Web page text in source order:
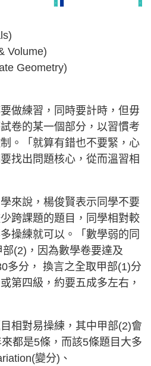
Volume)
Geometry)
做練習，同時要計時，但毋
卷的某一個部分，以習慣考
。「就算有錯也不要緊，心
找出問題核心，從而溫習相
來說，楊俊賢表示同學不要
跨課題的題目，同學相對較
操練就可以。「數學弱的同
(2)，因為數學卷要達及
多分， 換言之全取甲部(1)分
第四級，約要五成多左右，
相對易操練，其中甲部(2)會
都是5條，而該5條題目大多
變分)、